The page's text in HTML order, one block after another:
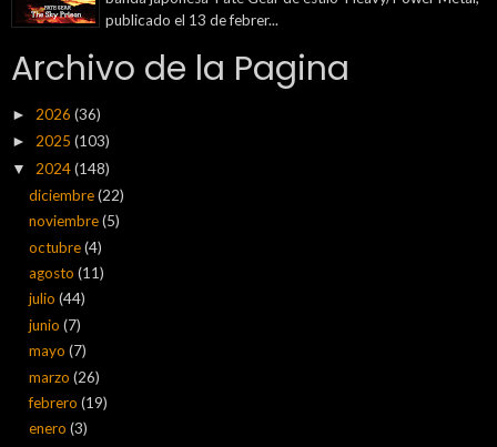
publicado el 13 de febrer...
Archivo de la Pagina
► 2026 (36)
► 2025 (103)
▼ 2024(148)
diciembre(22)
noviembre(5)
octubre(4)
agosto(11)
julio(44)
junio(7)
mayo(7)
marzo(26)
febrero(19)
enero(3)